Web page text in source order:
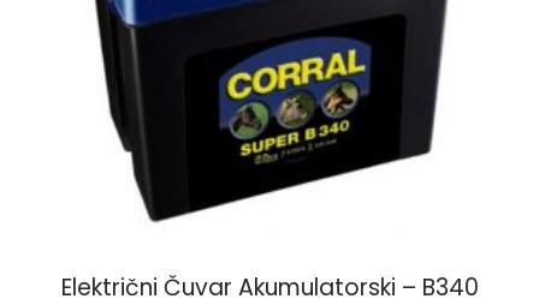
Električni Čuvar Akumulatorski – B340